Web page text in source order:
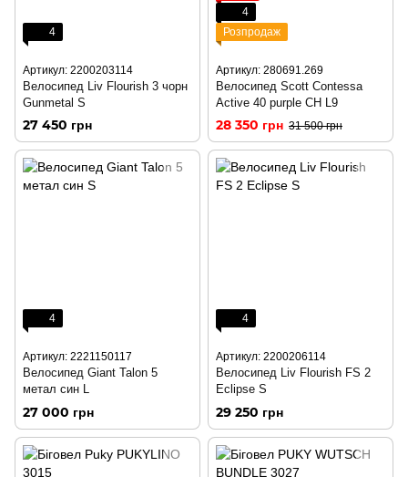
4
Артикул: 2200203114
Велосипед Liv Flourish 3 чорн
Gunmetal S
27 450 грн
4
Розпродаж
Артикул: 280691.269
Велосипед Scott Contessa
Active 40 purple CH L9
28 350 грн 31 500 грн
4
Артикул: 2221150117
Велосипед Giant Talon 5
метал син L
27 000 грн
4
Артикул: 2200206114
Велосипед Liv Flourish FS 2
Eclipse S
29 250 грн